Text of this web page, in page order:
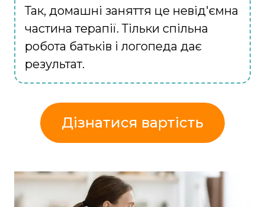
Так, домашні заняття це невід'ємна
частина терапії. Тільки спільна
робота батьків і логопеда дає
результат.
Дізнатися вартість